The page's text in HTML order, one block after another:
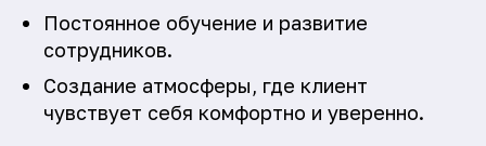
Постоянное обучение и развитие
сотрудников.
Создание атмосферы, где клиент
чувствует себя комфортно и уверенно.